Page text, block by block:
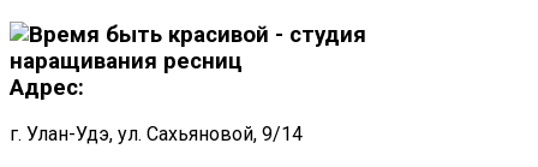
Адрес:
г. Улан-Удэ, ул. Сахьяновой, 9/14